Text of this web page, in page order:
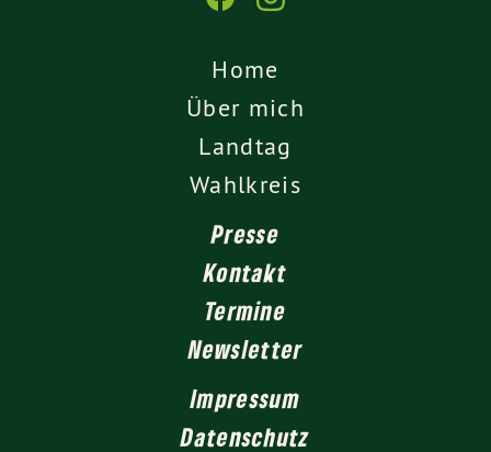
Home
Über mich
Landtag
Wahlkreis
Presse
Kontakt
Termine
Newsletter
Impressum
Datenschutz